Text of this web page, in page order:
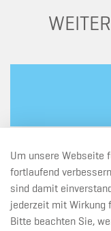
Um unsere Webseite
fortlaufend
sind damit
jederzeit mit Wirkung
Bitte beachten Sie,